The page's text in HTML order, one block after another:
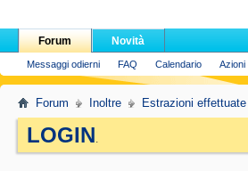
Forum
Messaggi odierni FAQ Calendario Azioni
Novità
Forum Inoltre Estrazioni effettuate
LOGIN.